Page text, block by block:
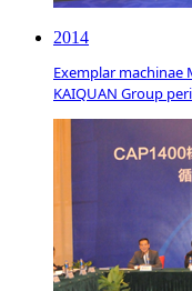
2014
Exemplar machinae
KAIQUAN Group